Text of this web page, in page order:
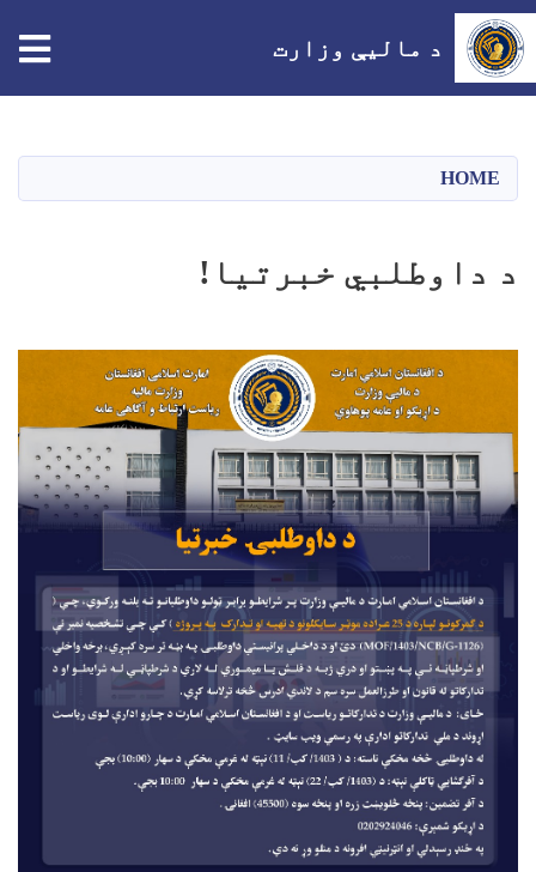
د مالیې وزارت
HOME
د داوطلبي خبرتیا!